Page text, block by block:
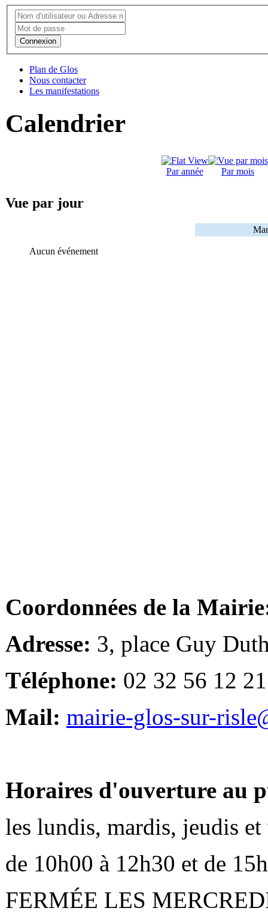
Connexion
Plan de Glos
Nous contacter
Les manifestations
Calendrier
Par année Par mois
Vue par jour
Aucun événement
Coordonnées de la
Adresse: 3, place Guy
Téléphone: 02 32 56 12 21
Mail: mairie-glos-sur-
Horaires d'ouverture au
les lundis, mardis, jeudis et
de 10h00 à 12h30 et de
FERMÉE LES